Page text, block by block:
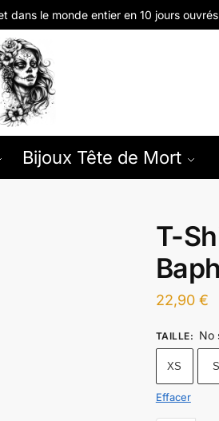
dans le monde entier en 10 jours ouvrés
Bijoux Tête de Mort
T-
22,90 €
TAILLE: No
XS S
Effacer